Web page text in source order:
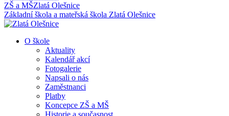
ZŠ a MŠZlatá Olešnice
Základní škola a mateřská škola Zlatá Olešnice
O škole
Aktuality
Kalendář akcí
Fotogalerie
Napsali o nás
Zaměstnanci
Platby
Koncepce ZŠ a MŠ
Historie a současnost